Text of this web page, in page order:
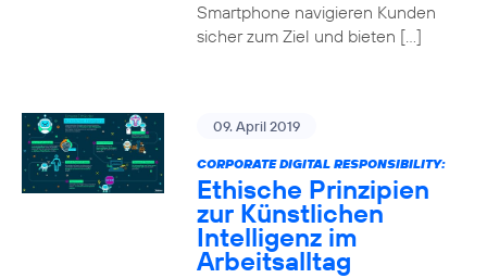
Smartphone navigieren Kunden
sicher zum Ziel und bieten […]
09. April 2019
CORPORATE DIGITAL RESPONSIBILITY:
Ethische Prinzipien
zur Künstlichen
Intelligenz im
Arbeitsalltag